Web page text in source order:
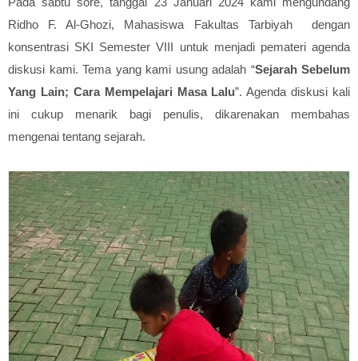
Ridho F. Al-Ghozi, Mahasiswa Fakultas Tarbiyah dengan
konsentrasi SKI Semester VIII untuk menjadi pemateri agenda
diskusi kami. Tema yang kami usung adalah “Sejarah Sebelum
Yang Lain; Cara Mempelajari Masa Lalu”. Agenda diskusi kali
ini cukup menarik bagi penulis, dikarenakan membahas
mengenai tentang sejarah.